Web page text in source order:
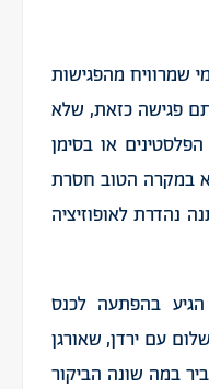
שמרוויח מהפגישות
פגישה כזאת, שלא
או בסימן
במקרה הטוב חסרת
נהדרת לאופוזיציה
בהפתעה לכנס
לציון 25 שנה לשלום עם ירדן, שאורגן
במה שונה הביקור